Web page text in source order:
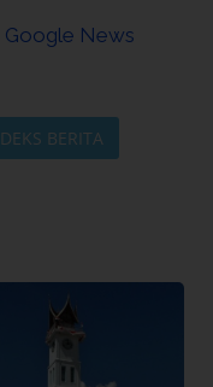
Google News
BERITA